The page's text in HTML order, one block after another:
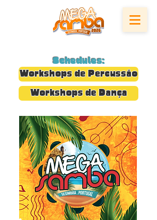
Schedules:
Workshops de Percussão
Workshops de Dança